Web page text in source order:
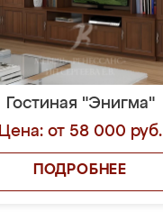
Гостиная "Энигма"
Цена: от 58 000 руб.
ПОДРОБНЕЕ